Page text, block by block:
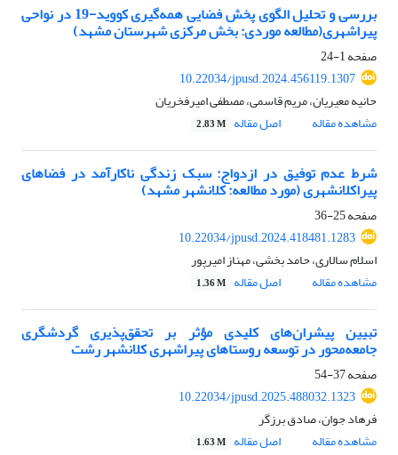
بررسی و تحلیل الگوی پخش فضایی همه‌گیری کووید-19 در نواحی
پیراشهری(مطالعه موردی: بخش مرکزی شهرستان مشهد)
صفحه1-24
10.22034/jpusd.2024.456119.1307
حانیه معیریان، مریم قاسمی، مصطفی امیرفخریان
مشاهده مقاله
اصل مقاله 2.83 M
شرط عدم توفیق در ازدواج: سبک زندگی ناکارآمد در فضاهای
پیراکلانشهری (مورد مطالعه: کلانشهر مشهد)
صفحه25-36
10.22034/jpusd.2024.418481.1283
اسلام سالاری، حامد بخشی، مهناز امیرپور
مشاهده مقاله
اصل مقاله 1.36 M
تبیین پیشران‌های کلیدی مؤثر بر تحقق‌پذیری گردشگری
جامعه‌محور در توسعه روستاهای پیراشهری کلانشهر رشت
صفحه37-54
10.22034/jpusd.2025.488032.1323
فرهاد جوان، صادق برزگر
مشاهده مقاله
اصل مقاله 1.63 M